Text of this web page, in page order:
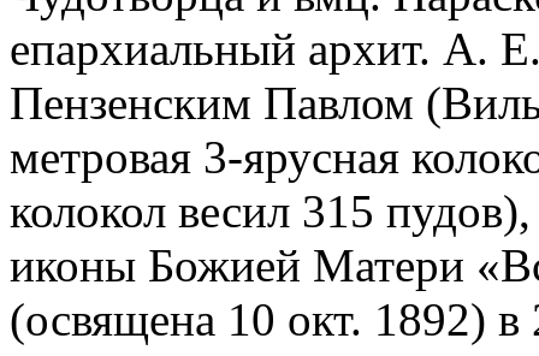
епархиальный архит. А.
Пензенским Павлом
метровая 3-ярусная
колокол весил 315
иконы Божией Матери
(освящена 10 окт. 1892)